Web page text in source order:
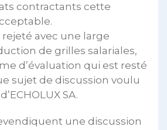
contractants cette
rejeté avec une large
de grilles salariales,
d’évaluation qui est resté
sujet de discussion voulu
SA.
une discussion